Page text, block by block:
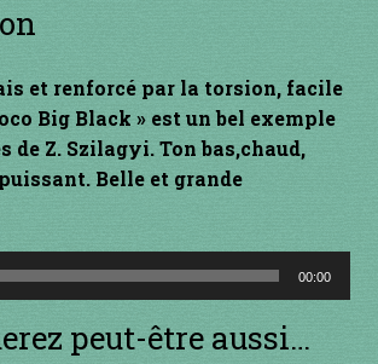
et renforcé par la torsion, facile
Big Black » est un bel exemple
de Z. Szilagyi. Ton bas,chaud,
Belle et grande
00:00
peut-être aussi…